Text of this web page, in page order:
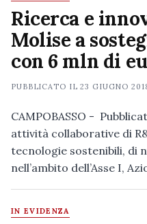
Ricerca e
Molise a
con 6 mln di
PUBBLICATO IL23 GIUGNO
CAMPOBASSO -
attività collaborative di
tecnologie sostenibili, di
nell’ambito dell’Asse I,
IN EVIDENZA